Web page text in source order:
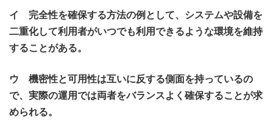
イ 完全性を確保する方法の例として、システムや設備を
二重化して利用者がいつでも利用できるような環境を維持
することがある。
ウ 機密性と可用性は互いに反する側面を持っているの
で、実際の運用では両者をバランスよく確保することが求
められる。